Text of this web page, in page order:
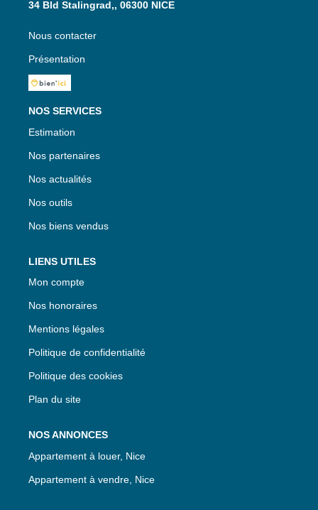
34 Bld Stalingrad,, 06300 NICE
Nous contacter
Présentation
NOS SERVICES
Estimation
Nos partenaires
Nos actualités
Nos outils
Nos biens vendus
LIENS UTILES
Mon compte
Nos honoraires
Mentions légales
Politique de confidentialité
Politique des cookies
Plan du site
NOS ANNONCES
Appartement à louer, Nice
Appartement à vendre, Nice